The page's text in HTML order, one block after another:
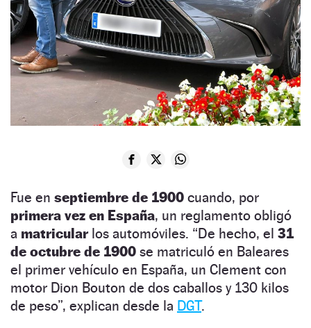
Fue en septiembre de 1900 cuando, por
primera vez en España, un reglamento obligó
a matricular los automóviles. “De hecho, el 31
de octubre de 1900 se matriculó en Baleares
el primer vehículo en España, un Clement con
motor Dion Bouton de dos caballos y 130 kilos
de peso”, explican desde la DGT.